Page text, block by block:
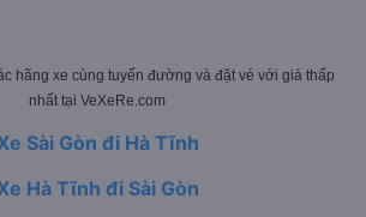
hãng xe cùng tuyến đường và đặt vé với giá thấp
nhất tại VeXeRe.com
Sài Gòn đi Hà Tĩnh
Hà Tĩnh đi Sài Gòn